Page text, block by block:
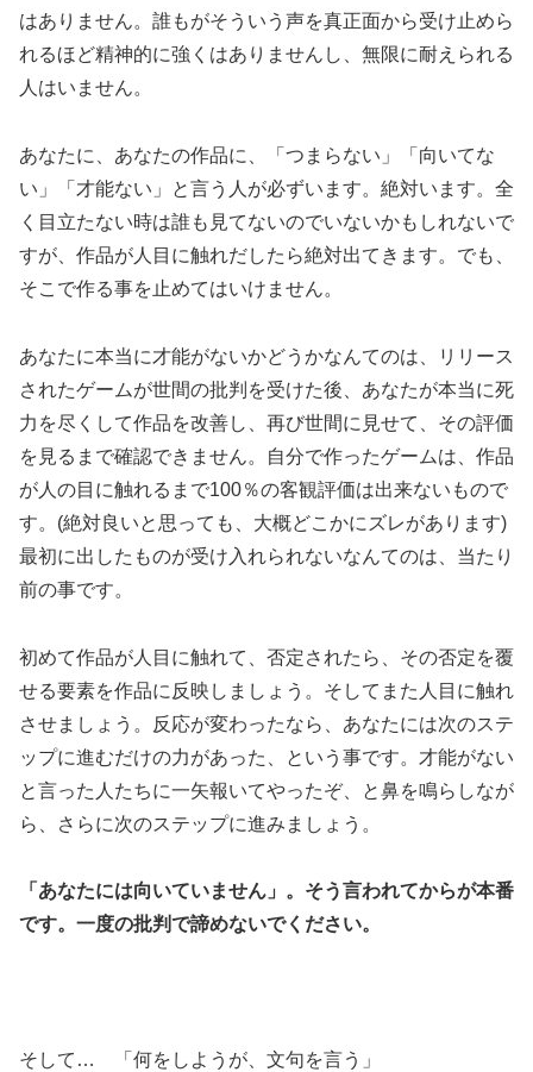
はありません。誰もがそういう声を真正面から受け止めら
れるほど精神的に強くはありませんし、無限に耐えられる
人はいません。
あなたに、あなたの作品に、「つまらない」「向いてな
い」「才能ない」と言う人が必ずいます。絶対います。全
く目立たない時は誰も見てないのでいないかもしれないで
すが、作品が人目に触れだしたら絶対出てきます。でも、
そこで作る事を止めてはいけません。
あなたに本当に才能がないかどうかなんてのは、リリース
されたゲームが世間の批判を受けた後、あなたが本当に死
力を尽くして作品を改善し、再び世間に見せて、その評価
を見るまで確認できません。自分で作ったゲームは、作品
が人の目に触れるまで100％の客観評価は出来ないもので
す。(絶対良いと思っても、大概どこかにズレがあります)
最初に出したものが受け入れられないなんてのは、当たり
前の事です。
初めて作品が人目に触れて、否定されたら、その否定を覆
せる要素を作品に反映しましょう。そしてまた人目に触れ
させましょう。反応が変わったなら、あなたには次のステ
ップに進むだけの力があった、という事です。才能がない
と言った人たちに一矢報いてやったぞ、と鼻を鳴らしなが
ら、さらに次のステップに進みましょう。
「あなたには向いていません」。そう言われてからが本番
です。一度の批判で諦めないでください。
そして… 「何をしようが、文句を言う」